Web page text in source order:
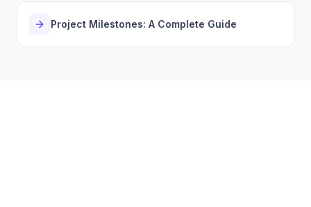
Project Milestones: A Complete Guide